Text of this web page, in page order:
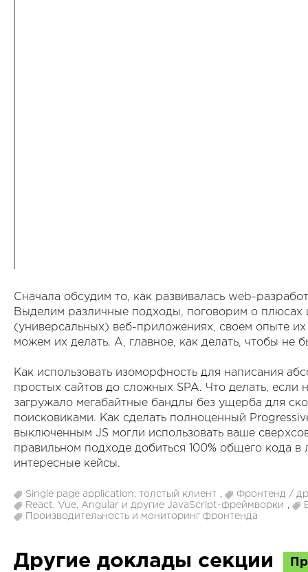
Сначала обсудим то, как развивалась web-
Выделим различные подходы, поговорим о
(универсальных) веб-приложениях, своем опыте
можем их делать. А, главное, как делать, чтобы не
Как использовать изоморфность для написания
простых сайтов до сложных SPA. Что делать,
загружало мегабайтные бандлы без ущерба для
поисковиками. Как сделать полноценный
выключенным JS могли использовать ваше
правильном подходе добиться 100% общего кода
интересные кейсы.
Single page application, толстый клиент
Фронтенд /
React, Vue, Angular и другие JavaScript-фреймворки
Производительность и мониторинг фронтенда
Другие доклады секции